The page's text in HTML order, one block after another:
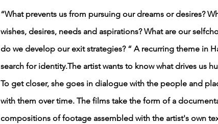
“What prevents us from pursuing our dreams or desires?
wishes, desires, needs and aspirations? What are our
do we develop our exit strategies? “ A recurring theme in
search for identity.The artist wants to know what drives us
To get closer, she goes in dialogue with the people and
with them over time. The films take the form of a
compositions of footage assembled with the artist's own